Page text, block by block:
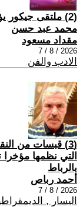
(2) ملتقى جيكور
محمد عبد حسن
مقداد مسعود
2026 / 8 / 7
الادب والفن
(3) قبسات من
التي نظمها مؤخرا
بالرباط
أحمد رباص
2026 / 8 / 7
اليسار ,